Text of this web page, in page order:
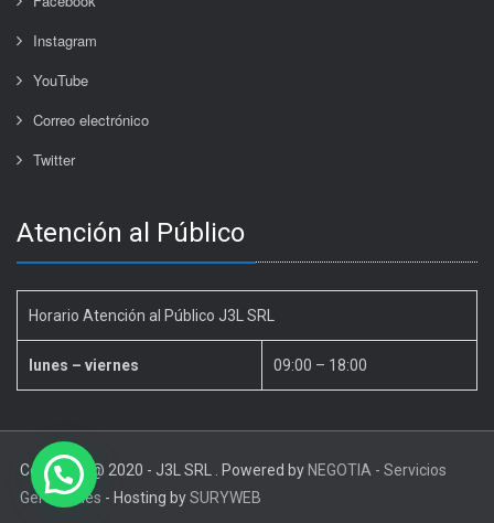
Instagram
YouTube
Correo electrónico
Twitter
Atención al Público
Horario Atención al Público J3L SRL
lunes – viernes 09:00 – 18:00
Copyright @ 2020 - J3L SRL . Powered by NEGOTIA - Servicios
Gerenciales - Hosting bySURYWEB